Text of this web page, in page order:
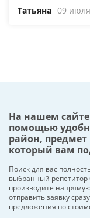
Татьяна 09
На нашем
помощью
район, предмет
который вам
Поиск для вас
выбранный репетитор
производите
отправить заявку
предложения по